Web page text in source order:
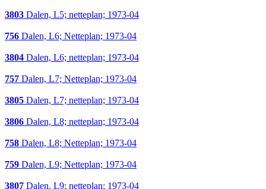
3803 Dalen, L5; netteplan; 1973-04
756 Dalen, L6; Netteplan; 1973-04
3804 Dalen, L6; netteplan; 1973-04
757 Dalen, L7; Netteplan; 1973-04
3805 Dalen, L7; netteplan; 1973-04
3806 Dalen, L8; netteplan; 1973-04
758 Dalen, L8; Netteplan; 1973-04
759 Dalen, L9; Netteplan; 1973-04
3807 Dalen, L9; netteplan; 1973-04